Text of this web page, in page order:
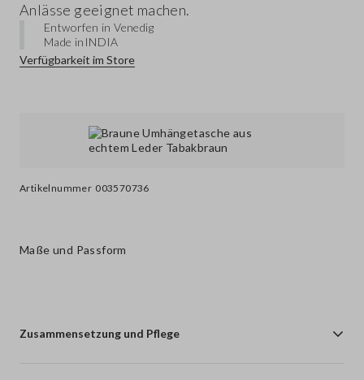
Artikelnummer 003570736
Anlässe geeignet machen.
Entworfen in Venedig
Made in INDIA
Verfügbarkeit im Store
Maße und Passform
Zusammensetzung und Pflege